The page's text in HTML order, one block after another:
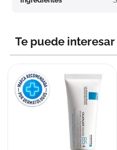
Te puede interesar